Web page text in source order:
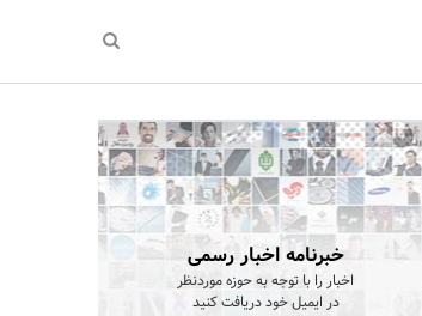
خبرنامه اخبار رسمی
اخبار را با توجه به حوزه موردنظر
در ایمیل خود دریافت کنید